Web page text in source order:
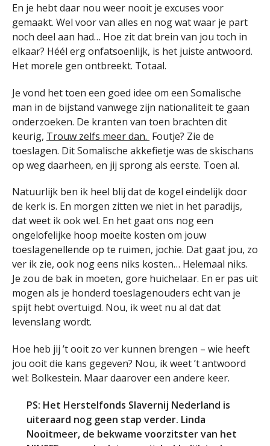
En je hebt daar nou weer nooit je excuses voor
gemaakt. Wel voor van alles en nog wat waar je part
noch deel aan had… Hoe zit dat brein van jou toch in
elkaar? Héél erg onfatsoenlijk, is het juiste antwoord.
Het morele gen ontbreekt. Totaal.
Je vond het toen een goed idee om een Somalische
man in de bijstand vanwege zijn nationaliteit te gaan
onderzoeken. De kranten van toen brachten dit
keurig, Trouw zelfs meer dan. Foutje? Zie de
toeslagen. Dit Somalische akkefietje was de skischans
op weg daarheen, en jij sprong als eerste. Toen al.
Natuurlijk ben ik heel blij dat de kogel eindelijk door
de kerk is. En morgen zitten we niet in het paradijs,
dat weet ik ook wel. En het gaat ons nog een
ongelofelijke hoop moeite kosten om jouw
toeslagenellende op te ruimen, jochie. Dat gaat jou, zo
ver ik zie, ook nog eens niks kosten… Helemaal niks.
Je zou de bak in moeten, gore huichelaar. En er pas uit
mogen als je honderd toeslagenouders echt van je
spijt hebt overtuigd. Nou, ik weet nu al dat dat
levenslang wordt.
Hoe heb jij ’t ooit zo ver kunnen brengen – wie heeft
jou ooit die kans gegeven? Nou, ik weet ’t antwoord
wel: Bolkestein. Maar daarover een andere keer.
PS: Het Herstelfonds Slavernij Nederland is
uiteraard nog geen stap verder. Linda
Nooitmeer, de bekwame voorzitster van het